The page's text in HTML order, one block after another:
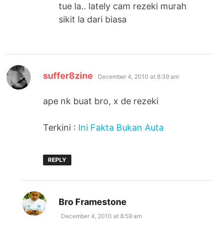
tue la.. lately cam rezeki murah
sikit la dari biasa
suffer8zine says:
December 4, 2010 at 8:39 am
ape nk buat bro, x de rezeki
Terkini : Ini Fakta Bukan Auta
REPLY
Bro Framestone
December 4, 2010 at 8:59 am